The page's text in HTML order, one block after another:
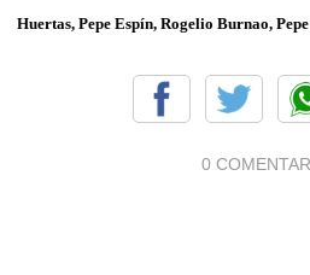
Huertas, Pepe Espín, Rogelio Burnao,
0